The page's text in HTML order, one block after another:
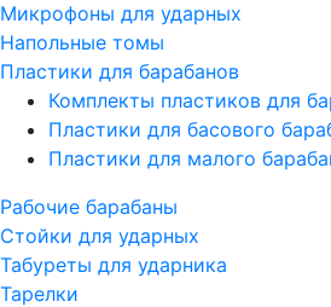
Микрофоны для ударных
Напольные томы
Пластики для барабанов
Комплекты пластиков для
Пластики для басового
Пластики для малого
Рабочие барабаны
Стойки для ударных
Табуреты для ударника
Тарелки